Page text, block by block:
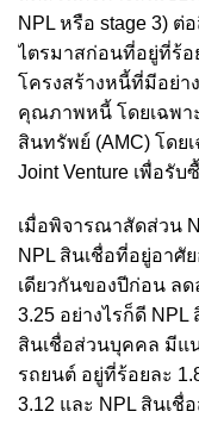
NPL หรือ stage 3) ต่
ไตรมาสก่อนที่อยู่ที่ร้อ
โครงสร้างหนี้ที่มีอย่า
คุณภาพหนี้ โดยเฉพา
สินทรัพย์ (AMC) โดย
Joint Venture เพื่อรั
เมื่อพิจารณาสัดส่วน
NPL สินเชื่อที่อยู่อาศั
เดียวกันของปีก่อน ล
3.25 อย่างไรก็ดี
สินเชื่อส่วนบุคคล มีแ
รถยนต์ อยู่ที่ร้อยละ
3.12 และ NPL สินเ